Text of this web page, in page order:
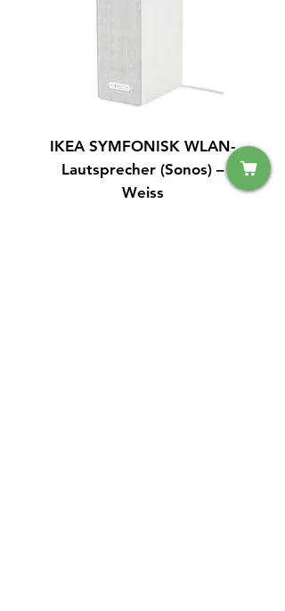
IKEA SYMFONISK WLAN-
Lautsprecher (Sonos) –
Weiss